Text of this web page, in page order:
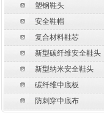
塑钢鞋头
安全鞋帽
复合材料鞋芯
新型碳纤维安全鞋头
新型纳米安全鞋头
碳纤维中底板
防刺穿中底布